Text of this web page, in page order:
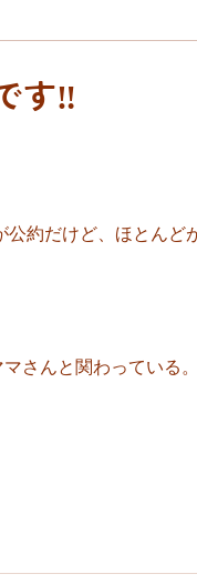
す‼️
約だけど、ほとんど
さんと関わっている。